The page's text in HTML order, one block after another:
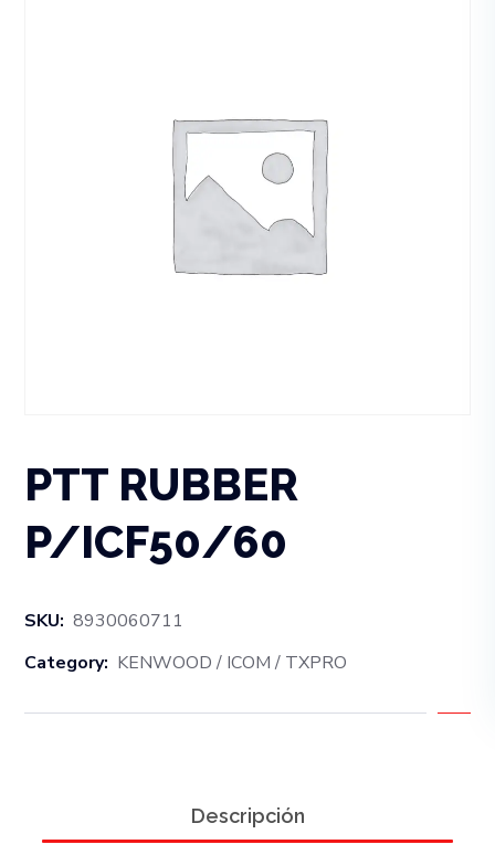
PTT RUBBER
P/ICF50/60
SKU: 8930060711
Category: KENWOOD / ICOM / TXPRO
Descripción